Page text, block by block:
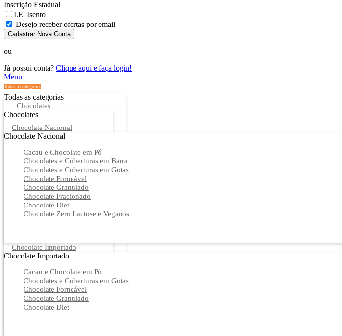
Inscrição Estadual
I.E. Isento
Desejo receber ofertas por email
Cadastrar Nova Conta
ou
Já possui conta? Clique aqui e faça login!
Menu
Todas as categorias
Todas as categorias
Chocolates
Chocolates
Chocolate Nacional
Chocolate Nacional
Cacau e Chocolate em Pó
Chocolates e Coberturas em Barra
Chocolates e Coberturas em Gotas
Chocolate Forneável
Chocolate Granulado
Chocolate Fracionado
Chocolate Diet
Chocolate Zero Lactose e Veganos
Chocolate Importado
Chocolate Importado
Cacau e Chocolate em Pó
Chocolates e Coberturas em Gotas
Chocolate Forneável
Chocolate Granulado
Chocolate Diet